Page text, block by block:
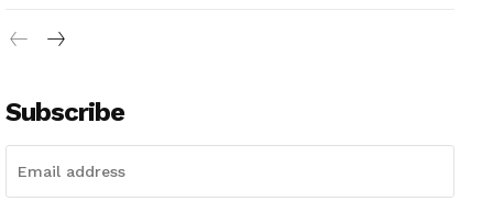
Subscribe